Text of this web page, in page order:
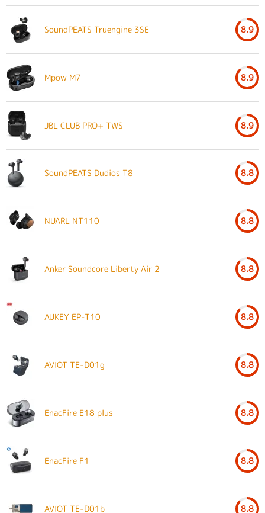
SoundPEATS Truengine 3SE 8.9
Mpow M7 8.9
JBL CLUB PRO+ TWS 8.9
SoundPEATS Dudios T8 8.8
NUARL NT110 8.8
Anker Soundcore Liberty Air 2 8.8
AUKEY EP-T10 8.8
AVIOT TE-D01g 8.8
EnacFire E18 plus 8.8
EnacFire F1 8.8
AVIOT TE-D01b 8.8